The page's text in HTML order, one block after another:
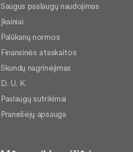
Saugus paslaugų naudojimas
Įkainiai
Palūkanų normos
Finansinės ataskaitos
Skundų nagrinėjimas
D. U. K.
Paslaugų sutrikimai
Pranešėjų apsauga